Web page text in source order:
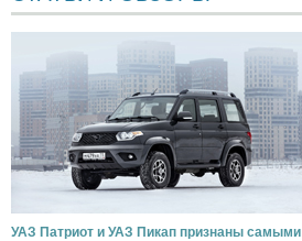
УАЗ Патриот и УАЗ Пикап признаны самыми